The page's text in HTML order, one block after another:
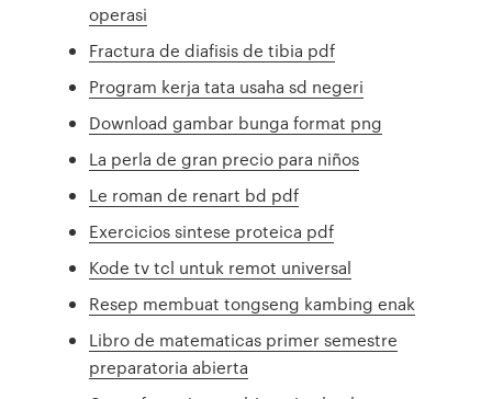
operasi
Fractura de diafisis de tibia pdf
Program kerja tata usaha sd negeri
Download gambar bunga format png
La perla de gran precio para niños
Le roman de renart bd pdf
Exercicios sintese proteica pdf
Kode tv tcl untuk remot universal
Resep membuat tongseng kambing enak
Libro de matematicas primer semestre
preparatoria abierta